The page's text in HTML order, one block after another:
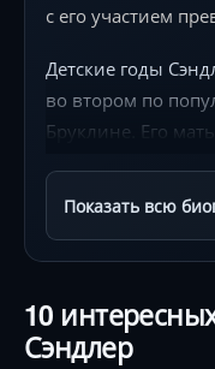
с его участием
Детские годы Сэндлер Адам родился в Америке во втором по популярности районе Нью-Йорка – Бруклине. Его мать Джуди Сэндлер работала преподавателем в школе. Отец Сэндлер Стэнли был электриком. Родители будущего комика – потомки еврейских иммигрантов, которые вынуждены были покинуть Россию. Адам – младший ребёнок из четырёх детей, у него есть две сестры Валери и Элизабетт и старший брат Скотт. Отец никогда не читал своим детям нотации, но всегда служил для них примером. Он был немного вспыльчив, Адам тоже унаследовал данную черту характера. В семье было важное правило, если кому-то из близких нужна помощь, то ты должен обязательно ему помочь. Когда мальчику исполнилось пять лет, Сэндлеры перебрались в штат Нью-Гэмпшир. С юного возраста Адам любил веселить людей, работать на публику, часто устраивал для одноклассников и учителей представления, однако будучи школьником, Адам не планировал использовать свои способности в дальнейшей карьере. Первый, кто оценил талант юного комика, был его брат Скотт. Он уговорил Адама посетить знаменитый бостонский клуб, чтобы показать свои способности в жанре стендапа. Эксперимент оказался удачным, и у молодого человека появилась мечта: профессионально работать в шоу бизнесе. После школы он прошёл обучение в Институте театра и кино. Учебное заведение было известно такими яркими выпускниками как Роберт Де Ниро, Ума Турман, Леди Гага. Далее, чтобы получить солидную теоретическую базу и усовершенствовать свое актёрское мастерство, Адам поступил в престижную школу искусств Нью-йоркского университета, его выпускниками в разное время стали Алек Болдуин, Мартин Скорсезе. Другим серьезным увлечением Адама была музыка. Начало карьеры Постепенно карьера комика начала развиваться. Адама стали приглашать в клубы, на небольшие роли в телевизионных программах, где ему очень пригодился талант устраивать весёлые представления. Он начал писать сценарии для телевизионных шоу. Толчком к развитию карьеры актёра можно считать его участие в телешоу «Субботним вечером в прямом эфире». На Адама Сэндлера обратили внимание продюсеры и пригласили на съёмочную площадку. Он часто играл в скетчах, исполнял композиции и песни собственного сочинения. Регулярно появляясь на телеэкранах, молодой комик постепенно приобрёл популярность. Кинодебют Адама состоялся весной 1989 г. когда зрителям была представлена комедия «Всех за борт». Адам сыграл главного персонажа – юного стендап-комика, фильм имел скромный бюджет и не получил зрительского успеха, кинокритики жёсткими эпитетами «наградили» игру актёра, назвав его работу «бесталанной и некомпетентной». Сэндлер на некоторый промежуток времени забыл про кинематограф и решил сосредоточиться на телевидении, но судьба вернула его обратно в кино. Профессиональная деятельность В 1993-м в кинокомедии «Яйцеголовые» он сыграл роль инопланетянина Кармина. По сценарию, после того как истребитель сбил инопланетный корабль, его пассажиры вынуждены остаться на Земле и приобщиться к американскому образу жизни. Адаму досталась небольшая роль, однако он ярко и талантливо смог перевоплотиться в своего персонажа и запомнился телезрителям. На следующий год ему была предложена одна из главных ролей в музыкальной комедии «Пустоголовые». Адаму досталась роль хэви-металлиста Пипа, который вместе со своими друзьями решил к своему творчеству привлечь внимание больших масс. Парни захватили радиостанцию, чтобы выйти в эфир со своей рок-н-ролльной песней, но всё вышло из-под контроля и музыканты оказались окруженными полицейскими. В этот же период талантливый американец подписал контракт на запись своего музыкального альбома «They're All Gonna Laugh at You» и был номинирован на премию «Грэмми». В 1994-м году молодой актёр принял участие в съемках кинокомедии «Совершенно чокнутые», а после завершения работы, был
Показать всю
10
Сэндлер